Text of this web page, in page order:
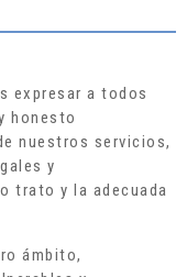
expresar a todos
honesto
nuestros servicios,
y
trato y la adecuada
ámbito,